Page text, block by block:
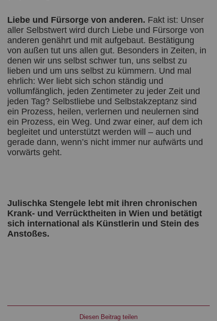
Liebe und Fürsorge von anderen. Fakt ist: Unser
aller Selbstwert wird durch Liebe und Fürsorge von
anderen genährt und mit aufgebaut. Bestätigung
von außen tut uns allen gut. Besonders in Zeiten, in
denen wir uns selbst schwer tun, uns selbst zu
lieben und um uns selbst zu kümmern. Und mal
ehrlich: Wer liebt sich schon ständig und
vollumfänglich, jeden Zentimeter zu jeder Zeit und
jeden Tag? Selbstliebe und Selbstakzeptanz sind
ein Prozess, heilen, verlernen und neulernen sind
ein Prozess, ein Weg. Und zwar einer, auf dem ich
begleitet und unterstützt werden will – auch und
gerade dann, wenn’s nicht immer nur aufwärts und
vorwärts geht.
Julischka Stengele lebt mit ihren chronischen
Krank- und Verrücktheiten in Wien und betätigt
sich international als Künstlerin und Stein des
Anstoßes.
Diesen Beitrag teilen